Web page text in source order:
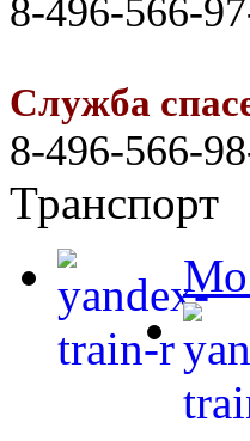
8-496-566-
Служба
8-496-566-
Транспорт